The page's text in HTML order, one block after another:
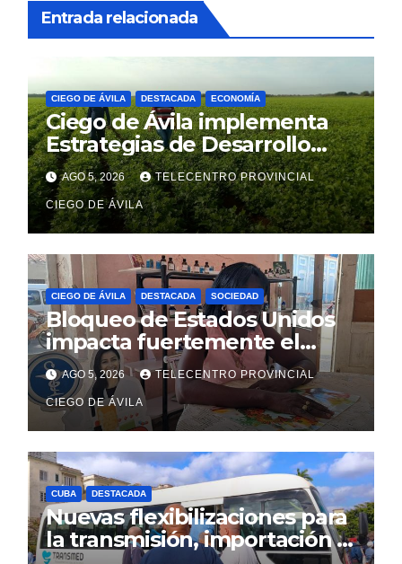
Entrada relacionada
CIEGO DE ÁVILA DESTACADA ECONOMÍA
Ciego de Ávila implementa
Estrategias de Desarrollo
Municipal en sus diez
territorios
AGO 5, 2026 TELECENTRO PROVINCIAL
CIEGO DE ÁVILA
CIEGO DE ÁVILA DESTACADA SOCIEDAD
Bloqueo de Estados Unidos
impacta fuertemente el
acceso a medicamentos
esenciales
AGO 5, 2026 TELECENTRO PROVINCIAL
CIEGO DE ÁVILA
CUBA DESTACADA
Nuevas flexibilizaciones para
la transmisión, importación y